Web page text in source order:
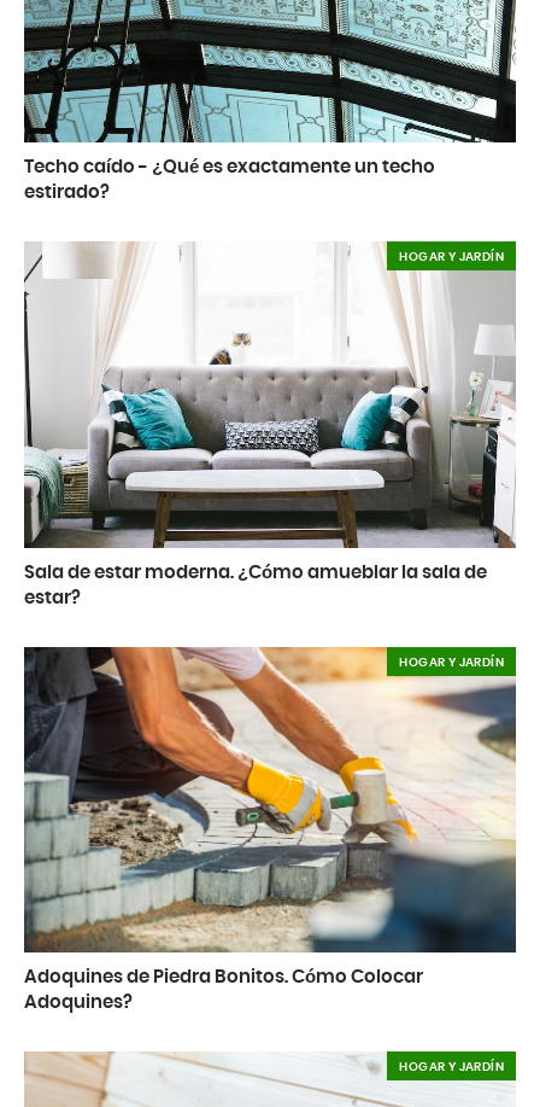
Techo caído - ¿Qué es exactamente un techo
estirado?
Sala de estar moderna. ¿Cómo amueblar la sala de
estar?
HOGAR Y JARDÍN
Adoquines de Piedra Bonitos. Cómo Colocar
Adoquines?
HOGAR Y JARDÍN
HOGAR Y JARDÍN